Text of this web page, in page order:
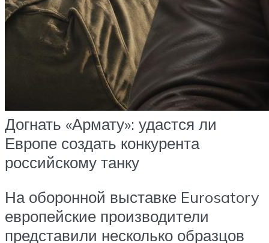
Догнать «Армату»: удастся ли
Европе создать конкурента
российскому танку
На оборонной выставке Eurosatory
европейские производители
представили несколько образцов